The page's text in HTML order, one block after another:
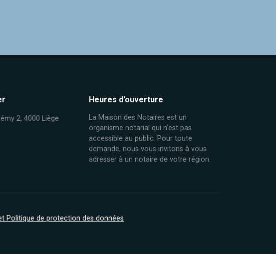
2, 4000 Liège
Heures d'ouverture
La Maison des Notaires est un
organisme notarial qui n'est pas
accessible au public. Pour toute
demande, nous vous invitons à vous
adresser à un notaire de votre région.
Politique de protection des données